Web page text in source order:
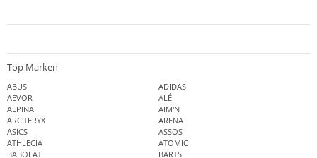
Top Marken
ABUS
ADIDAS
AEVOR
ALÉ
ALPINA
AIM'N
ARC'TERYX
ARENA
ASICS
ASSOS
ATHLECIA
ATOMIC
BABOLAT
BARTS